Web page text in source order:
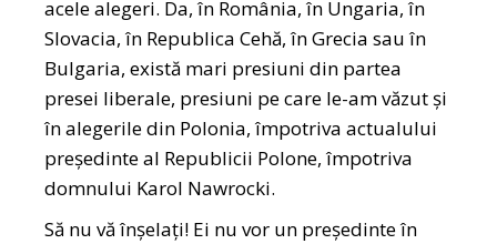
acele alegeri. Da, în România, în Ungaria, în
Slovacia, în Republica Cehă, în Grecia sau în
Bulgaria, există mari presiuni din partea
presei liberale, presiuni pe care le-am văzut și
în alegerile din Polonia, împotriva actualului
președinte al Republicii Polone, împotriva
domnului Karol Nawrocki.
Să nu vă înșelați! Ei nu vor un președinte în